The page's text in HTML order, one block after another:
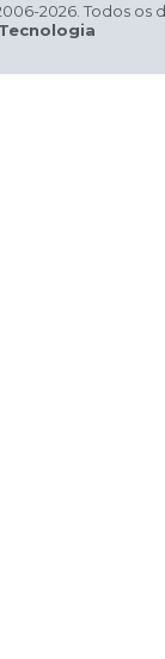
2026. Todos os